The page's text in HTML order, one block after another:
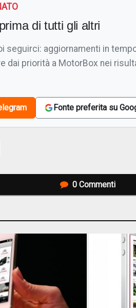
di tutti gli altri
seguirci: aggiornamenti in
dai priorità a MotorBox nei
Fonte preferita su
0 Commenti